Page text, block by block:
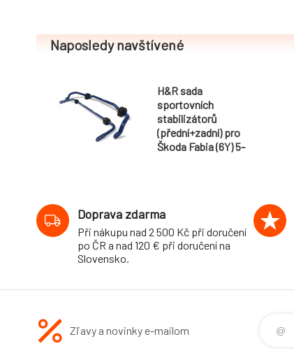
Naposledy navštívené
H&R sada
sportovních
stabilizátorů
(přední+zadní) pro
Škoda Fabia (6Y) 5-
Doprava zdarma
Při nákupu nad 2 500 Kč při doručení
po ČR a nad 120 € při doručení na
Slovensko.
Zľavy a novinky e-mailom